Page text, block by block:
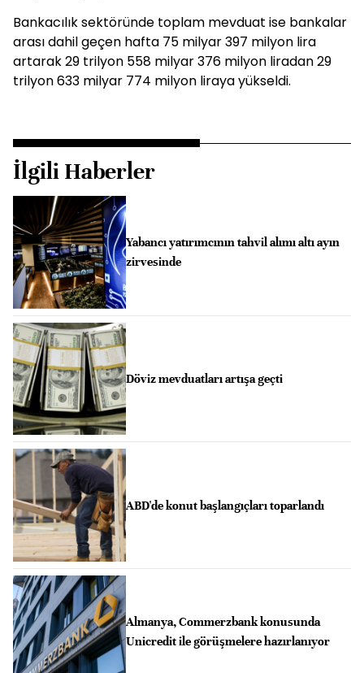
Bankacılık sektöründe toplam mevduat ise bankalar
arası dahil geçen hafta 75 milyar 397 milyon lira
artarak 29 trilyon 558 milyar 376 milyon liradan 29
trilyon 633 milyar 774 milyon liraya yükseldi.
İlgili Haberler
Yabancı yatırımcının tahvil alımı altı ayın
zirvesinde
Döviz mevduatları artışa geçti
ABD'de konut başlangıçları toparlandı
Almanya, Commerzbank konusunda
Unicredit ile görüşmelere hazırlanıyor